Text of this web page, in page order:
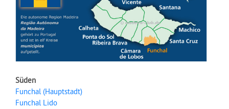
Süden
Funchal (Hauptstadt)
Funchal Lido